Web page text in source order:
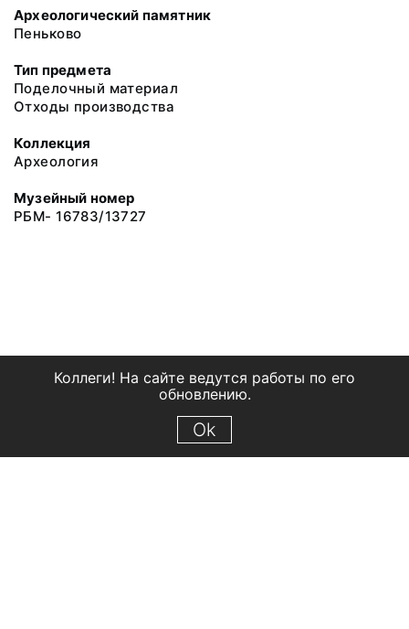
Археологический памятник
Пеньково
Тип предмета
Поделочный материал
Отходы производства
Коллекция
Археология
Музейный номер
РБМ- 16783/13727
Коллеги! На сайте ведутся работы по его
обновлению.
Ok